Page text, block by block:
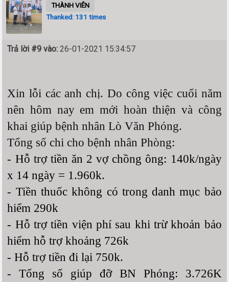
THÀNH VIÊN
Thanked: 131 times
Trả lời #9 vào: 26-01-2021 15:34:57
Xin lỗi các anh chị. Do công việc cuối năm
nên hôm nay em mới hoàn thiện và công
khai giúp bệnh nhân Lò Văn Phóng.
Tổng số chi cho bệnh nhân Phòng:
- Hỗ trợ tiền ăn 2 vợ chồng ông: 140k/ngày
x 14 ngày = 1.960k.
- Tiền thuốc không có trong danh mục bảo
hiểm 290k
- Hỗ trợ tiền viện phí sau khi trừ khoản bảo
hiểm hỗ trợ khoảng 726k
- Hỗ trợ tiền đi lại 750k.
- Tổng số giúp đỡ BN Phóng: 3.726K